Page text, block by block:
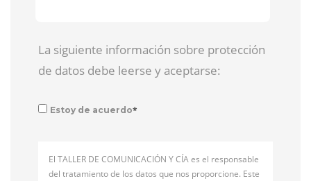
La siguiente información sobre protección
de datos debe leerse y aceptarse:
Estoy de acuerdo*
El TALLER DE COMUNICACIÓN Y CÍA es el responsable
del tratamiento de los datos que nos proporcione. Este